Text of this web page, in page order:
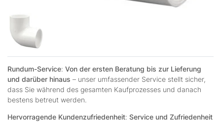
Rundum-Service: Von der ersten Beratung bis zur Lieferung
und darüber hinaus – unser umfassender Service stellt sicher,
dass Sie während des gesamten Kaufprozesses und danach
bestens betreut werden.
Hervorragende Kundenzufriedenheit: Service und Zufriedenheit